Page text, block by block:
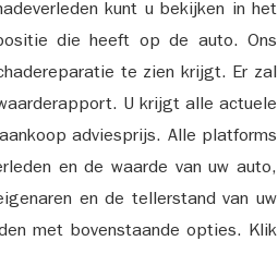
kunt u bekijken in het
die heeft op de auto. Ons
te zien krijgt. Er zal
U krijgt alle actuele
adviesprijs. Alle platforms
en de waarde van uw auto,
en de tellerstand van uw
met bovenstaande opties. Klik